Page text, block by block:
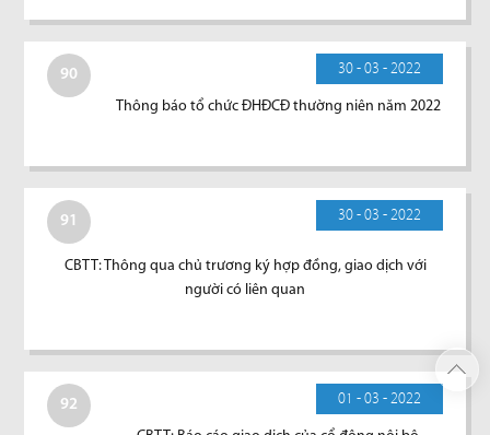
90 30 - 03 - 2022
Thông báo tổ chức ĐHĐCĐ thường niên năm 2022
91 30 - 03 - 2022
CBTT: Thông qua chủ trương ký hợp đồng, giao dịch với
người có liên quan
92 01 - 03 - 2022